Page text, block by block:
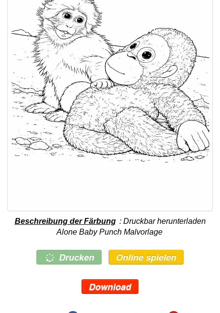
Beschreibung der Färbung : Druckbar herunterladen
Alone Baby Punch Malvorlage
Drucken Online spielen
Download